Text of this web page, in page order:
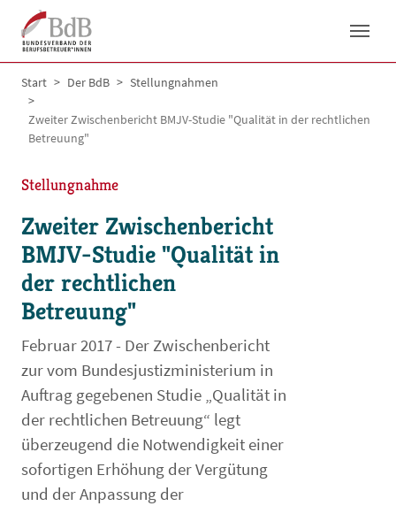
Skip to main navigation
Skip to main content
Skip to page footer
You are here:
Start Der BdB Stellungnahmen
Zweiter Zwischenbericht BMJV-Studie "Qualität in der rechtlichen
Betreuung"
Stellungnahme
Zweiter Zwischenbericht
BMJV-Studie "Qualität in
der rechtlichen
Betreuung"
Februar 2017 - Der Zwischenbericht
zur vom Bundesjustizministerium in
Auftrag gegebenen Studie „Qualität in
der rechtlichen Betreuung“ legt
überzeugend die Notwendigkeit einer
sofortigen Erhöhung der Vergütung
und der Anpassung der